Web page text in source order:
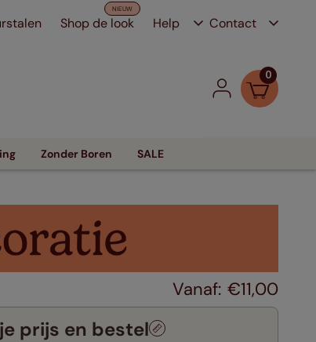
Shop de look Help Contact
0
Zonder Boren SALE
€11,00
prijs en bestel